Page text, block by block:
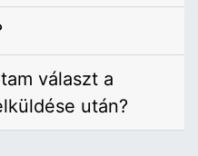
választ a
után?